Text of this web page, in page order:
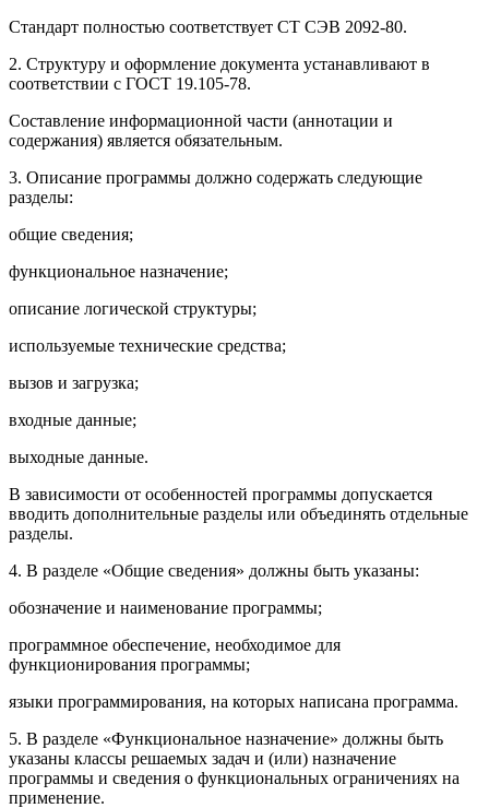
Стандарт полностью соответствует СТ СЭВ 2092-80.
2. Структуру и оформление документа устанавливают в
соответствии с ГОСТ 19.105-78.
Составление информационной части (аннотации и
содержания) является обязательным.
3. Описание программы должно содержать следующие
разделы:
общие сведения;
функциональное назначение;
описание логической структуры;
используемые технические средства;
вызов и загрузка;
входные данные;
выходные данные.
В зависимости от особенностей программы допускается
вводить дополнительные разделы или объединять отдельные
разделы.
4. В разделе «Общие сведения» должны быть указаны:
обозначение и наименование программы;
программное обеспечение, необходимое для
функционирования программы;
языки программирования, на которых написана программа.
5. В разделе «Функциональное назначение» должны быть
указаны классы решаемых задач и (или) назначение
программы и сведения о функциональных ограничениях на
применение.